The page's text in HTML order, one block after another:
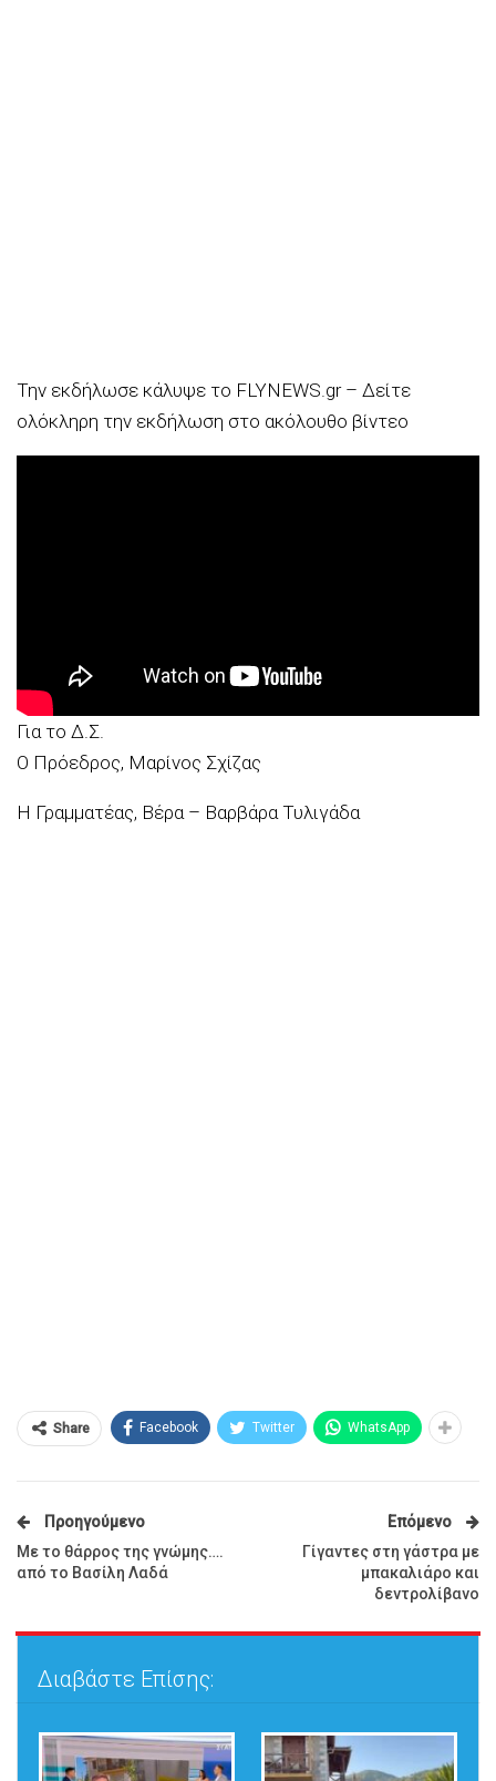
Την εκδήλωσε κάλυψε το FLYNEWS.gr – Δείτε
ολόκληρη την εκδήλωση στο ακόλουθο βίντεο
Για το Δ.Σ.
Ο Πρόεδρος, Μαρίνος Σχίζας
Η Γραμματέας, Βέρα – Βαρβάρα Τυλιγάδα
Share Facebook Twitter WhatsApp
Προηγούμενο
Με το θάρρος της γνώμης….
από το Βασίλη Λαδά
Επόμενο
Γίγαντες στη γάστρα με
μπακαλιάρο και
δεντρολίβανο
Διαβάστε Επίσης: